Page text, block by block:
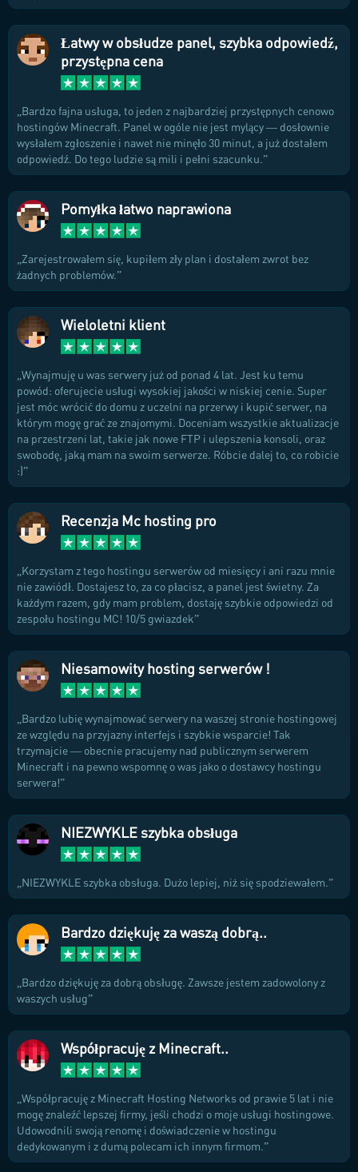
Łatwy w obsłudze panel, szybka odpowiedź,
przystępna cena
Bardzo fajna usługa, to jeden z najbardziej przystępnych cenowo
hostingów Minecraft. Panel w ogóle nie jest mylący — dosłownie
wysłałem zgłoszenie i nawet nie minęło 30 minut, a już dostałem
odpowiedź. Do tego ludzie są mili i pełni szacunku.
Pomyłka łatwo naprawiona
Zarejestrowałem się, kupiłem zły plan i dostałem zwrot bez
żadnych problemów.
Wieloletni klient
Wynajmuję u was serwery już od ponad 4 lat. Jest ku temu
powód: oferujecie usługi wysokiej jakości w niskiej cenie. Super
jest móc wrócić do domu z uczelni na przerwy i kupić serwer, na
którym mogę grać ze znajomymi. Doceniam wszystkie aktualizacje
na przestrzeni lat, takie jak nowe FTP i ulepszenia konsoli, oraz
swobodę, jaką mam na swoim serwerze. Róbcie dalej to, co robicie
:)
Recenzja Mc hosting pro
Korzystam z tego hostingu serwerów od miesięcy i ani razu mnie
nie zawiódł. Dostajesz to, za co płacisz, a panel jest świetny. Za
każdym razem, gdy mam problem, dostaję szybkie odpowiedzi od
zespołu hostingu MC! 10/5 gwiazdek
Niesamowity hosting serwerów !
Bardzo lubię wynajmować serwery na waszej stronie hostingowej
ze względu na przyjazny interfejs i szybkie wsparcie! Tak
trzymajcie — obecnie pracujemy nad publicznym serwerem
Minecraft i na pewno wspomnę o was jako o dostawcy hostingu
serwera!
NIEZWYKLE szybka obsługa
NIEZWYKLE szybka obsługa. Dużo lepiej, niż się spodziewałem.
Bardzo dziękuję za waszą dobrą..
Bardzo dziękuję za dobrą obsługę. Zawsze jestem zadowolony z
waszych usług
Współpracuję z Minecraft..
Współpracuję z Minecraft Hosting Networks od prawie 5 lat i nie
mogę znaleźć lepszej firmy, jeśli chodzi o moje usługi hostingowe.
Udowodnili swoją renomę i doświadczenie w hostingu
dedykowanym i z dumą polecam ich innym firmom.